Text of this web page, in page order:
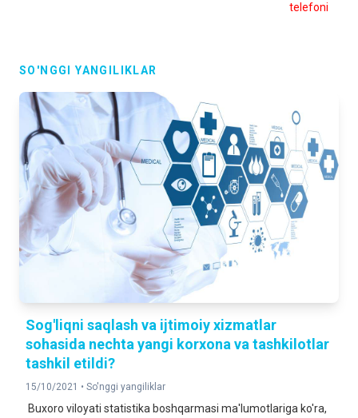
telefoni
SO'NGGI YANGILIKLAR
Sog'liqni saqlash va ijtimoiy xizmatlar
sohasida nechta yangi korxona va tashkilotlar
tashkil etildi?
15/10/2021 • So'nggi yangiliklar
Buxoro viloyati statistika boshqarmasi ma'lumotlariga ko'ra,